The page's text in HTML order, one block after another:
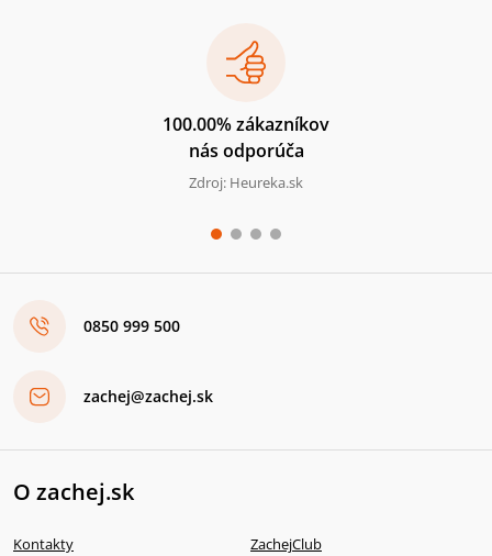
100.00% zákazníkov
nás odporúča
Zdroj: Heureka.sk
0850 999 500
zachej@zachej.sk
O zachej.sk
Kontakty ZachejClub